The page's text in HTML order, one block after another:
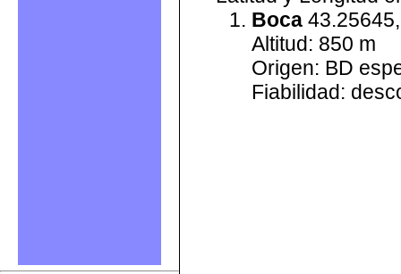
Boca
Altitud: 850 m
Origen: BD
Fiabilidad: